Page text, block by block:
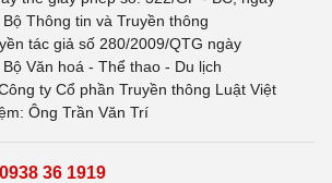
Thông tin và Truyền thông
tác giả số 280/2009/QTG ngày
Văn hoá - Thể thao - Du lịch
ty Cổ phần Truyền thông Luật Việt
Ông Trần Văn Trí
0938 36 1919